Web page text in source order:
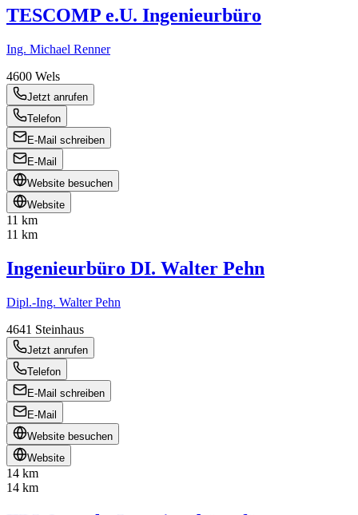
TESCOMP e.U. Ingenieurbüro
Ing. Michael Renner
4600 Wels
Jetzt anrufen
Telefon
E-Mail schreiben
E-Mail
Website besuchen
Website
11 km
11 km
Ingenieurbüro DI. Walter Pehn
Dipl.-Ing. Walter Pehn
4641 Steinhaus
Jetzt anrufen
Telefon
E-Mail schreiben
E-Mail
Website besuchen
Website
14 km
14 km